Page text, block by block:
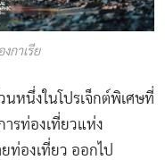
กาเรีย
นหนึ่งในโปรเจ็กต์พิเศษที่
รท่องเที่ยวแห่ง
ท่องเที่ยว ออกไป